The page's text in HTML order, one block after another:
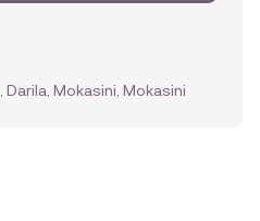
Darila Mokasini Mokasini